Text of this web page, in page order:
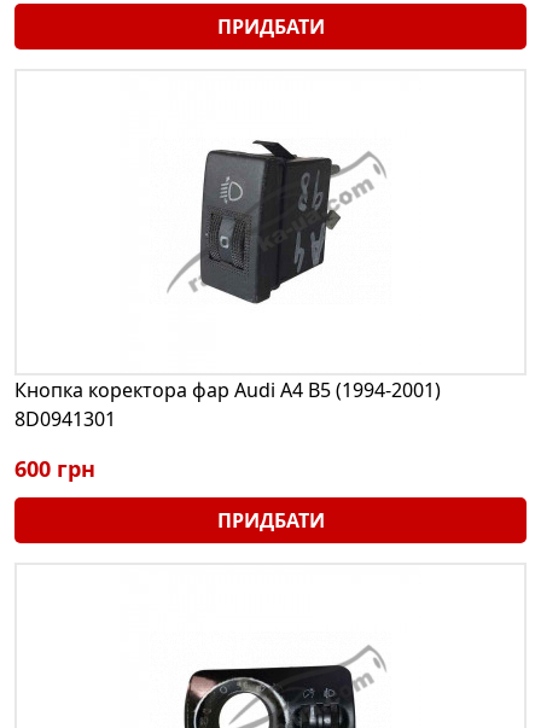
ПРИДБАТИ
Кнопка коректора фар Audi A4 B5 (1994-2001)
8D0941301
600 грн
ПРИДБАТИ